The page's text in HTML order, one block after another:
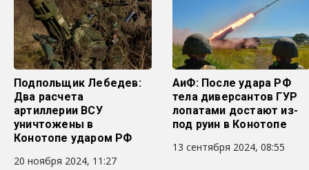
Подпольщик Лебедев:
Два расчета
артиллерии ВСУ
уничтожены в
Конотопе ударом РФ
20 ноября 2024, 11:27
АиФ: После удара РФ
тела диверсантов ГУР
лопатами достают из-
под руин в Конотопе
13 сентября 2024, 08:55